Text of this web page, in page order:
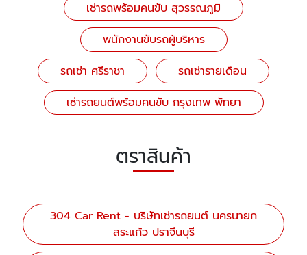
เช่ารถพร้อมคนขับ สุวรรณภูมิ
พนักงานขับรถผู้บริหาร
รถเช่า ศรีราชา
รถเช่ารายเดือน
เช่ารถยนต์พร้อมคนขับ กรุงเทพ พัทยา
ตราสินค้า
304 Car Rent - บริษัทเช่ารถยนต์ นครนายก
สระแก้ว ปราจีนบุรี